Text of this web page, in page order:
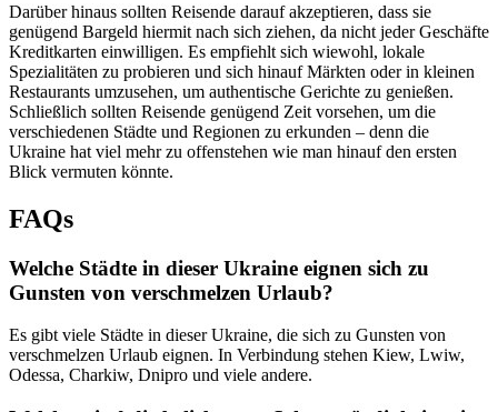
Darüber hinaus sollten Reisende darauf akzeptieren, dass sie
genügend Bargeld hiermit nach sich ziehen, da nicht jeder Geschäfte
Kreditkarten einwilligen. Es empfiehlt sich wiewohl, lokale
Spezialitäten zu probieren und sich hinauf Märkten oder in kleinen
Restaurants umzusehen, um authentische Gerichte zu genießen.
Schließlich sollten Reisende genügend Zeit vorsehen, um die
verschiedenen Städte und Regionen zu erkunden – denn die
Ukraine hat viel mehr zu offenstehen wie man hinauf den ersten
Blick vermuten könnte.
FAQs
Welche Städte in dieser Ukraine eignen sich zu
Gunsten von verschmelzen Urlaub?
Es gibt viele Städte in dieser Ukraine, die sich zu Gunsten von
verschmelzen Urlaub eignen. In Verbindung stehen Kiew, Lwiw,
Odessa, Charkiw, Dnipro und viele andere.